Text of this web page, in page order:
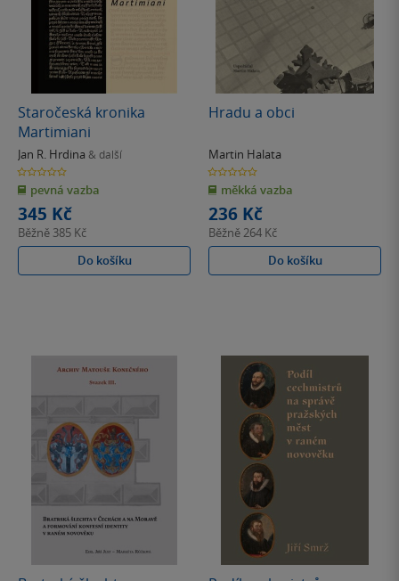
Staročeská kronika
Martimiani
Jan R. Hrdina & další
0.0
z
5
hvězdiček
pevná vazba
345 Kč
Běžně 385 Kč
Do košíku
Hradu a obci
Martin Halata
0.0
z
5
hvězdiček
měkká vazba
236 Kč
Běžně264 Kč
Do košíku